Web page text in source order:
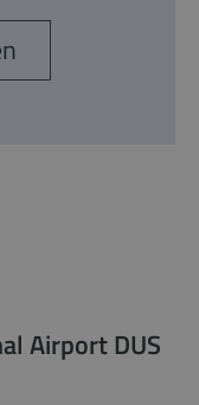
Airport DUS